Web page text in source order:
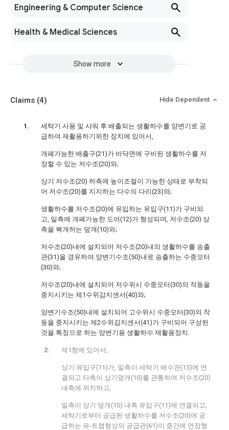
Engineering & Computer Science
Health & Medical Sciences
Show more
Claims (4) Hide Dependent
세탁기 사용 및 샤워 후 배출되는 생활하수를 양변기로 공
급하여 재활용하기위한 장치에 있어서,
개폐가능한 배출구(21)가 바닥면에 구비된 생활하수를 저
장할 수 있는 저수조(20)와;
상기 저수조(20) 하측에 높이조절이 가능한 상태로 부착되
어 저수조(20)를 지지하는 다수의 다리(23)와;
생활하수를 저수조(20)에 유입하는 유입구(11)가 구비되
고, 일측에 개폐가능한 도어(12)가 형성되며, 저수조(20) 상
측을 복개하는 덮개(10)와;
저수조(20)내에 설치되어 저수조(20)내의 생활하수를 송출
관(31)을 경유하여 양변기수조(50)내로 송출하는 수중모터
(30)와;
저수조(20)내에 설치되어 저수위시 수중모터(30)의 작동을
중지시키는 제1수위감지센서(40)와;
양변기수조(50)내에 설치되어 고수위시 수중모터(30)의 작
동을 중지시키는 제2수위감지센서(41)가 구비되어 구성된
것을 특징으로 하는 양변기용 생활하수 재활용장치.
제1항에 있어서,
상기 유입구(11)가, 일측이 세탁기 배수관(15)에 연
결되고 타측이 상기덮개(10)를 관통하여 저수조(20)
내측에 위치하고,
일측이 상기 덮개(10) 내측 유입구(11)에 연결되고,
세탁기로부터 공급된 생활하수를 저수조(20)에 공
급하는 유-트랩형상의 공급관(61)이 중간에 연장형